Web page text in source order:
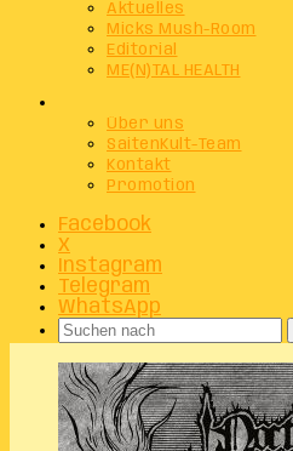
Aktuelles
Micks Mush-Room
Editorial
ME(N)TAL HEALTH
Über uns
SaitenKult-Team
Kontakt
Promotion
Facebook
X
Instagram
Telegram
WhatsApp